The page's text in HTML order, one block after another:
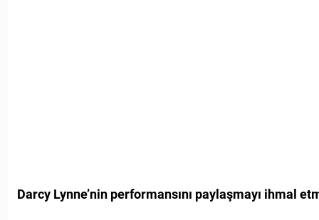
Darcy Lynne’nin performansını paylaşmayı ihmal